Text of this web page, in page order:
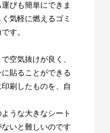
びも簡単にできま
気軽に燃えるゴミ
す。
空気抜けが良く、
貼ることができる
刷したものを、自
うな大きなシート
いと難しいのです